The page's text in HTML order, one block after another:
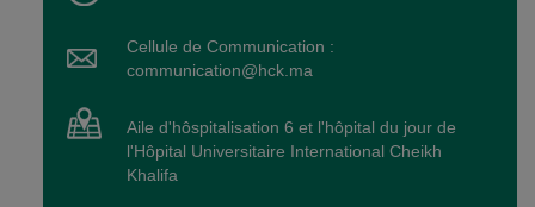
Cellule de Communication :
communication@hck.ma
Aile d'hôspitalisation 6 et l'hôpital du jour de
l'Hôpital Universitaire International Cheikh
Khalifa